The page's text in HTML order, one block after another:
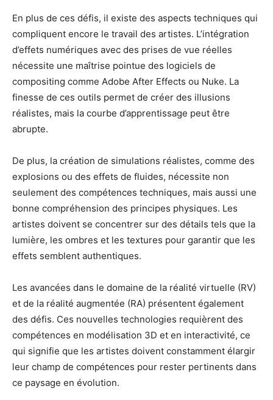
En plus de ces défis, il existe des aspects techniques qui
compliquent encore le travail des artistes. L’intégration
d’effets numériques avec des prises de vue réelles
nécessite une maîtrise pointue des logiciels de
compositing comme Adobe After Effects ou Nuke. La
finesse de ces outils permet de créer des illusions
réalistes, mais la courbe d’apprentissage peut être
abrupte.
De plus, la création de simulations réalistes, comme des
explosions ou des effets de fluides, nécessite non
seulement des compétences techniques, mais aussi une
bonne compréhension des principes physiques. Les
artistes doivent se concentrer sur des détails tels que la
lumière, les ombres et les textures pour garantir que les
effets semblent authentiques.
Les avancées dans le domaine de la réalité virtuelle (RV)
et de la réalité augmentée (RA) présentent également
des défis. Ces nouvelles technologies requièrent des
compétences en modélisation 3D et en interactivité, ce
qui signifie que les artistes doivent constamment élargir
leur champ de compétences pour rester pertinents dans
ce paysage en évolution.